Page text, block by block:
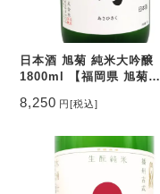
日本酒 旭菊 純米大吟醸
1800ml 【福岡県 旭菊酒
8,250 円 [税込]